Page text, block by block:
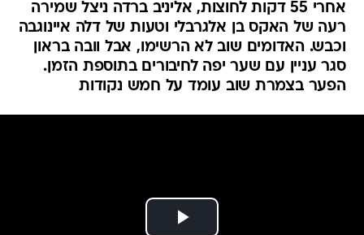
אחרי 55 דקות לחוצות, אליניב ברדה ניצל שמירה
רעה של האקס בן אלגרבלי וטעות של דלה איינוגבה
וכבש. האדומים שוב לא הרשימו, אבל וובה בראון
סגר עניין עם שער יפה לחיבורים בתוספת הזמן.
הפער בצמרת שוב עומד על חמש נקודות